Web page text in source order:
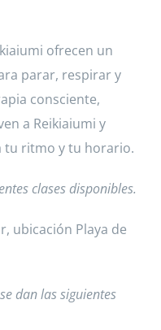
ofrecen un
parar, respirar y
consciente,
a Reikiaiumi y
tu ritmo y tu horario.
clases disponibles.
ubicación Playa de
dan las siguientes